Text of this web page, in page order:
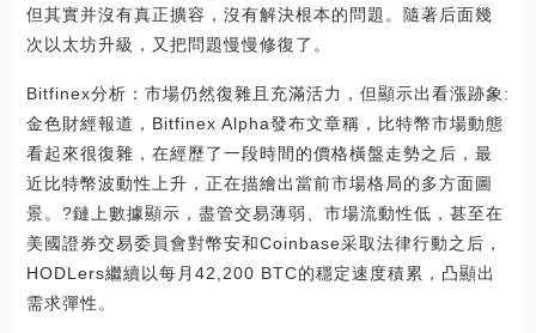
但其實并沒有真正擴容，沒有解決根本的問題。隨著后面幾
次以太坊升級，又把問題慢慢修復了。
Bitfinex分析：市場仍然復雜且充滿活力，但顯示出看漲跡象:
金色財經報道，Bitfinex Alpha發布文章稱，比特幣市場動態
看起來很復雜，在經歷了一段時間的價格橫盤走勢之后，最
近比特幣波動性上升，正在描繪出當前市場格局的多方面圖
景。?鏈上數據顯示，盡管交易薄弱、市場流動性低，甚至在
美國證券交易委員會對幣安和Coinbase采取法律行動之后，
HODLers繼續以每月42,200 BTC的穩定速度積累，凸顯出
需求彈性。